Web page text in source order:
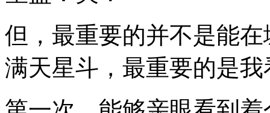
但，最重要的并不是能
满天星斗，最重要的是